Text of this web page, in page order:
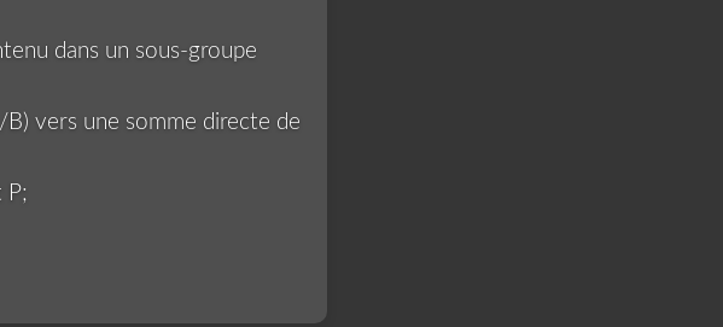
dans un sous-groupe
B) vers une somme directe de
P;